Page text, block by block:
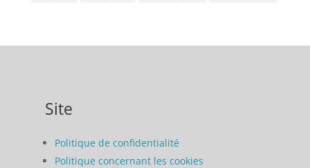
Site
Politique de confidentialité
Politique concernant les cookies